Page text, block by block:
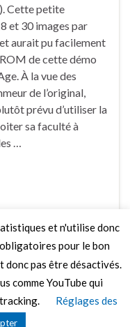
Cette petite
et 30 images par
aurait pu facilement
de cette démo
À la vue des
de l’original,
prévu d’utiliser la
sa faculté à
…
Faire un commentaire
et n'utilise donc
pour le bon
pas être désactivés.
comme YouTube qui
Réglages des